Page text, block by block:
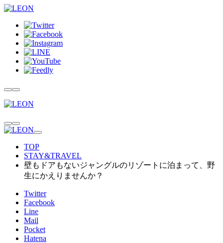
TOP
STAY&TRAVEL
壁もドアもないジャングルのリゾートに泊まって、野
生にかえりませんか？
Twitter
Facebook
Line
Mail
Pocket
Hatena